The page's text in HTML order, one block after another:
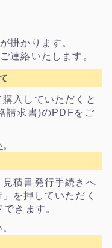
掛かります。
連絡いたします。
入していただくと
請求書)のPDFをご
。
積書発行手続きへ
を押していただく
きます。
。